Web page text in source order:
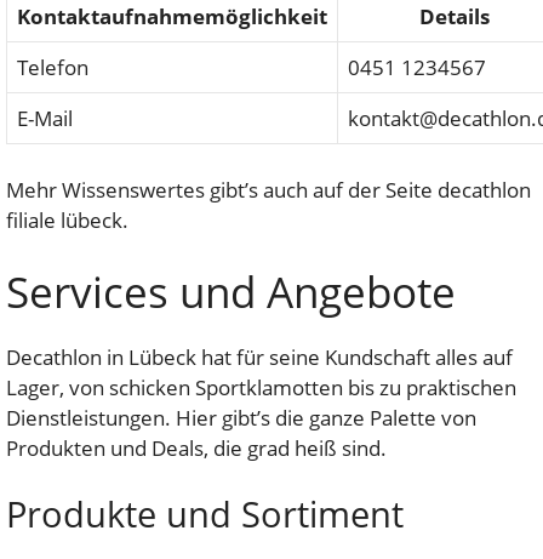
Kontaktaufnahmemöglichkeit
Details
Telefon
0451 1234567
E-Mail
Mehr Wissenswertes gibt’s auch auf der Seite decathlon
filiale lübeck.
Services und Angebote
Decathlon in Lübeck hat für seine Kundschaft alles auf
Lager, von schicken Sportklamotten bis zu praktischen
Dienstleistungen. Hier gibt’s die ganze Palette von
Produkten und Deals, die grad heiß sind.
Produkte und Sortiment